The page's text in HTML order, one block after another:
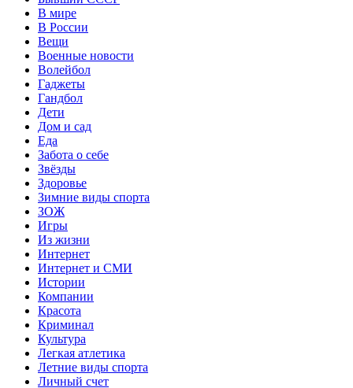
В мире
В России
Вещи
Военные новости
Волейбол
Гаджеты
Гандбол
Дети
Дом и сад
Еда
Забота о себе
Звёзды
Здоровье
Зимние виды спорта
ЗОЖ
Игры
Из жизни
Интернет
Интернет и СМИ
Истории
Компании
Красота
Криминал
Культура
Легкая атлетика
Летние виды спорта
Личный счет